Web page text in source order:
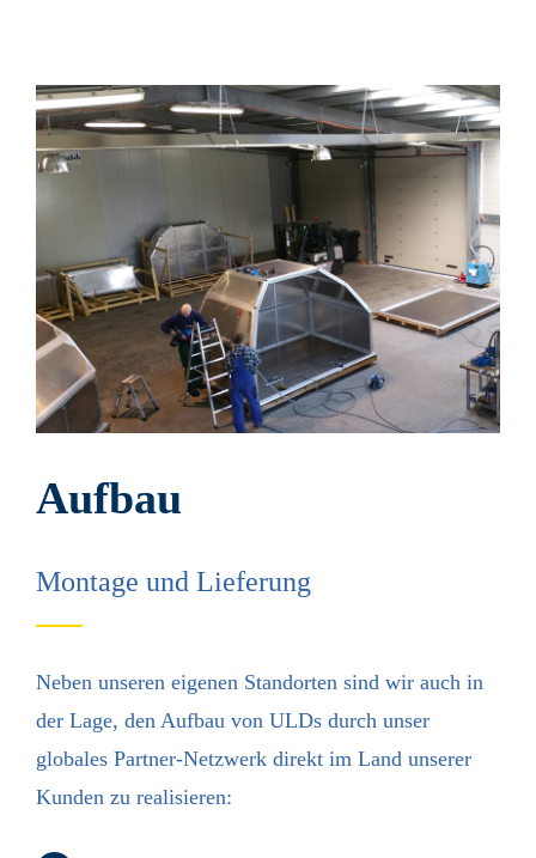
Aufbau
Montage und Lieferung
Neben unseren eigenen Stand­orten sind wir auch in
der Lage, den Aufbau von ULDs durch unser
globales Partner-Netz­werk direkt im Land unserer
Kunden zu realisieren: